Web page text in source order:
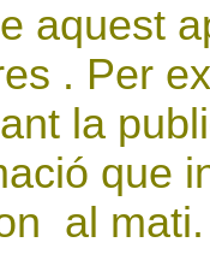
aquest
. Per
la
que
al mati.